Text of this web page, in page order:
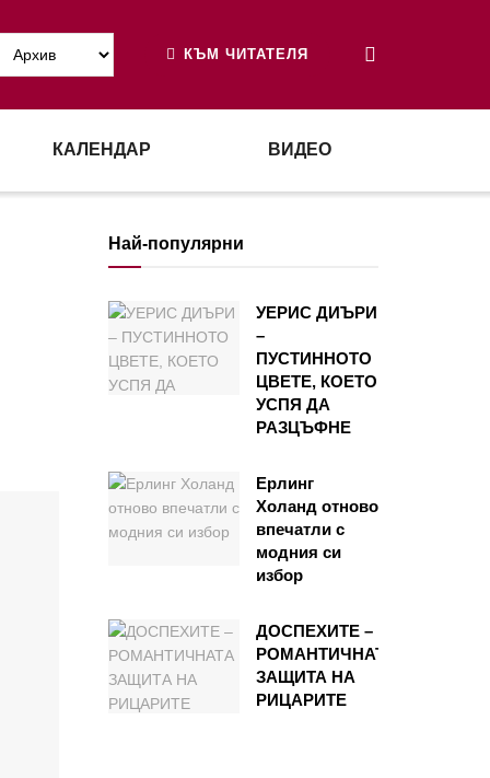
КЪМ ЧИТАТЕЛЯ
КАЛЕНДАР ВИДЕО
Най-популярни
УЕРИС ДИЪРИ
–
ПУСТИННОТО
ЦВЕТЕ, КОЕТО
УСПЯ ДА
РАЗЦЪФНЕ
Ерлинг
Холанд отново
впечатли с
модния си
избор
ДОСПЕХИТЕ –
РОМАНТИЧНАТА
ЗАЩИТА НА
РИЦАРИТЕ